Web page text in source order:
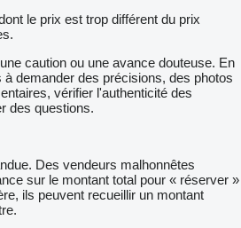
le prix est trop différent du prix
caution ou une avance douteuse. En
à demander des précisions, des photos
vérifier l'authenticité des
des questions.
Des vendeurs malhonnêtes
sur le montant total pour « réserver »
ils peuvent recueillir un montant